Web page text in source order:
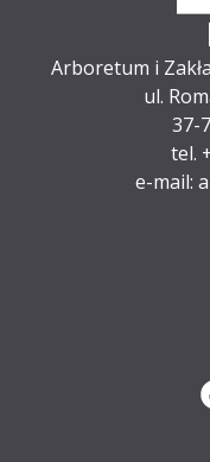
Arboretum i
ul.
37-
tel.
e-mail: